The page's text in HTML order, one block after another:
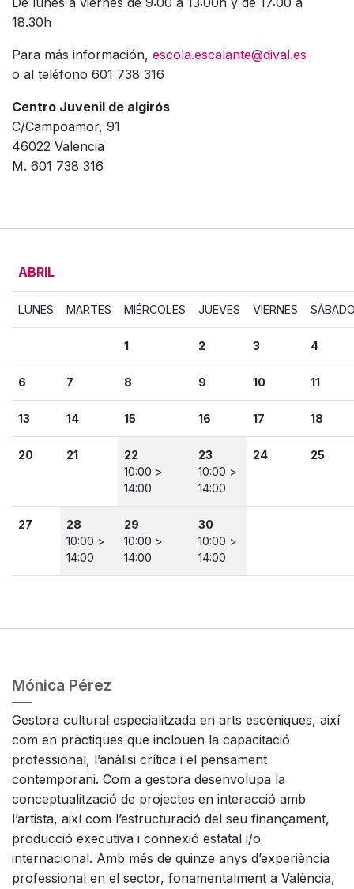
18.30h
Para más información, escola.escalante@dival.es
o al teléfono 601 738 316
Centro Juvenil de algirós
C/Campoamor, 91
46022 Valencia
M. 601 738 316
ABRIL
LUNES MARTES MIÉRCOLES JUEVES VIERNES
1 2 3 4
6 7 8 9 10 11
13 14 15 16 17 18
20 21
22
10:00 >
14:00
23
10:00 >
14:00
24 25
27
28
10:00 >
14:00
29
10:00 >
14:00
30
10:00 >
14:00
Mónica Pérez
Gestora cultural especialitzada en arts escèniques, així
com en pràctiques que inclouen la capacitació
professional, l’anàlisi crítica i el pensament
contemporani. Com a gestora desenvolupa la
conceptualització de projectes en interacció amb
l’artista, així com l’estructuració del seu finançament,
producció executiva i connexió estatal i/o
internacional. Amb més de quinze anys d’experiència
professional en el sector, fonamentalment a València,